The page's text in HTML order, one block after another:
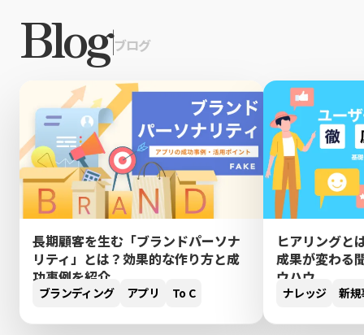
Blog|ブログ
長期顧客を生む「ブランドパーソナ
リティ」とは？効果的な作り方と成
功事例を紹介
ブランディング アプリ To C
ヒアリングと
成果が変わる
ウハウ
ナレッジ 新規